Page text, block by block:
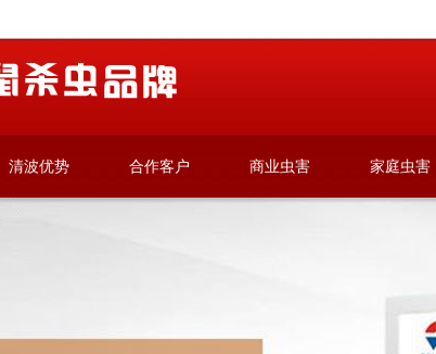
清波优势 合作客户 商业虫害 家庭虫害